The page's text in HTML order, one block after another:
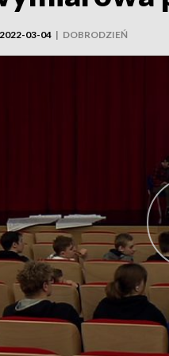
2022-03-04 | DOBRODZIEŃ